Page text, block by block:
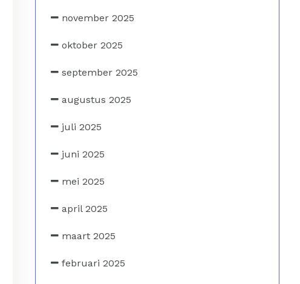
november 2025
oktober 2025
september 2025
augustus 2025
juli 2025
juni 2025
mei 2025
april 2025
maart 2025
februari 2025